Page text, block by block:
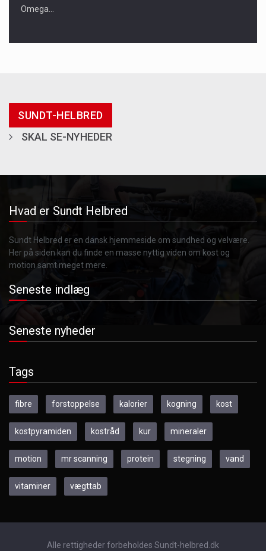
Omega…
SUNDT-HELBRED
SKAL SE-NYHEDER
Hvad er Sundt Helbred
Sundt Helbred er en dansk hjemmeside om sundhed og velvære.
Her på siden kan du finde en masse nyttig viden om kost og
motion samt meget mere.
Seneste indlæg
Seneste nyheder
Tags
fibre forstoppelse kalorier kogning kost
kostpyramiden kostråd kur mineraler
motion mr scanning protein stegning vand
vitaminer vægttab
Alle rettigheder forbeholdes Sundt-helbred.dk